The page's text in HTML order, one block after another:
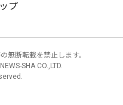
プ
無断転載を禁止します。
SHA CO.,LTD.